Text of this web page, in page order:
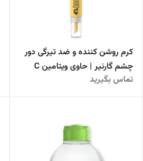
کرم روشن‌ کننده و ضد تیرگی دور
چشم گارنیر | حاوی ویتامین C
خالص
تماس بگیرید